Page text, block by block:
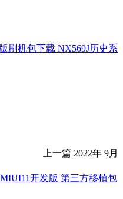
刷机包下载 NX569J历史系
上一篇 2022年 9月
开发版 第三方移植包